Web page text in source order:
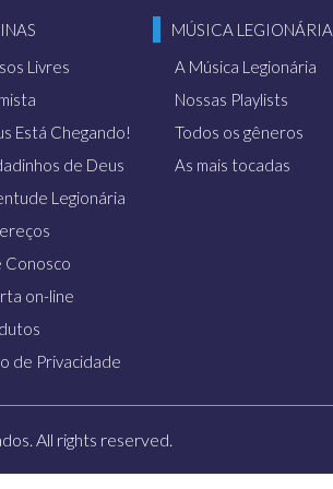
Livres
Está Chegando!
de Deus
Legionária
Conosco
on-line
de Privacidade
MÚSICA LEGIONÁRIA
A Música Legionária
Nossas Playlists
Todos os gêneros
As mais tocadas
All rights reserved.